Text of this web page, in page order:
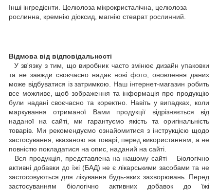
Інші інгредієнти. Целюлоза мікрокристалічна, целюлоза
рослинна, кремнію діоксид, магнію стеарат рослинний.
Відмова від відповідальності
У зв'язку з тим, що виробник часто змінює дизайн упаковки
та не завжди своєчасно надає нові фото, оновлення даних
може відбуватися із затримкою. Наш інтернет-магазин робить
все можливе, щоб зображення та інформація про продукцію
були надані своєчасно та коректно. Навіть у випадках, коли
маркування отриманої Вами продукції відрізняється від
наданої на сайті, ми гарантуємо якість та оригінальність
товарів. Ми рекомендуємо ознайомитися з інструкцією щодо
застосування, вказаною на товарі, перед використанням, а не
повністю покладатися на опис, наданий на сайті.
Вся продукція, представлена на нашому сайті – Біологічно
активні добавки до їжі (БАД) не є лікарськими засобами та не
застосовуються для лікування будь-яких захворювань. Перед
застосуванням біологічно активних добавок до їжі